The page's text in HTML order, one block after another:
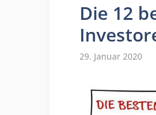
Die 12
29. Januar 2020